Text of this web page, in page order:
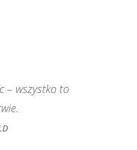
– wszystko to